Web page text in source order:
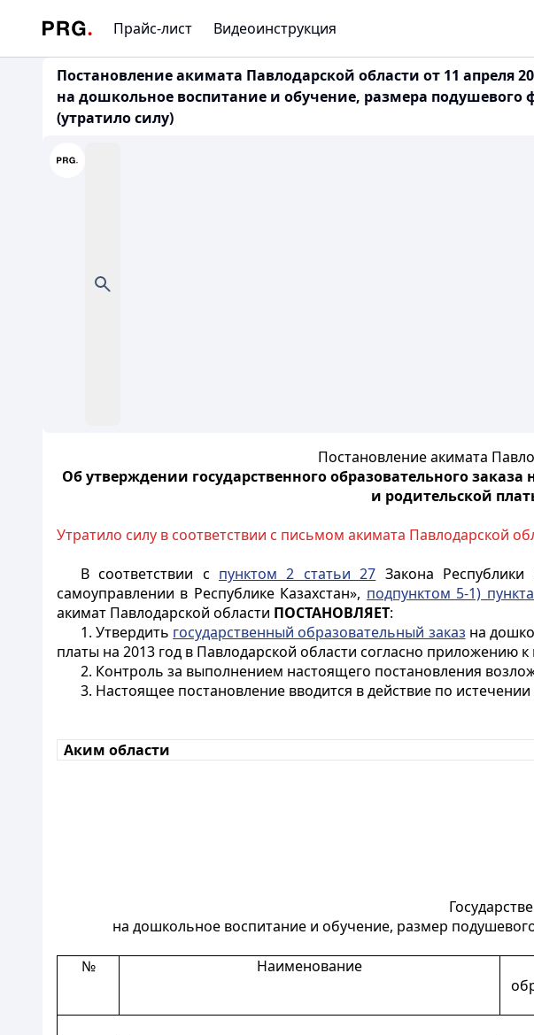
Прайс-лист Видеоинструкция
Постановление акимата Павлодарской области от 11 апреля
на дошкольное воспитание и обучение, размера подушевого
(утратило силу)
Постановление акимата
Об утверждении государственного образовательного
и родительской
Утратило силу в соответствии с письмом акимата Павлодарской
В соответствии с пунктом 2 статьи 27 Закона
самоуправлении в Республике Казахстан», подпунктом 5-1)
акимат Павлодарской области ПОСТАНОВЛЯЕТ:
1. Утвердить государственный образовательный заказ на
платы на 2013 год в Павлодарской области согласно приложению
2. Контроль за выполнением настоящего постановления
3. Настоящее постановление вводится в действие по
Аким области
на дошкольное воспитание и обучение, размер
№ Наименование